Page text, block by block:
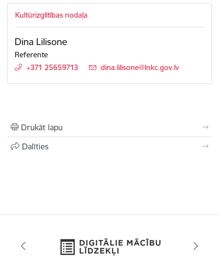
Kultūrizglītības nodaļa
Dina Lilisone
Referente
+371 25659713
E-pasts:
dina.lilisone@lnkc.gov.lv
Drukāt lapu
Dalīties